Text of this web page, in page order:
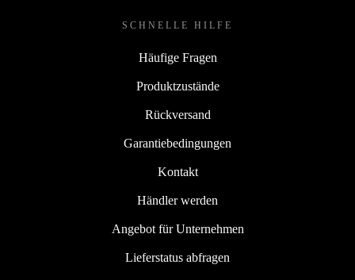
SCHNELLE HILFE
Häufige Fragen
Produktzustände
Rückversand
Garantiebedingungen
Kontakt
Händler werden
Angebot für Unternehmen
Lieferstatus abfragen